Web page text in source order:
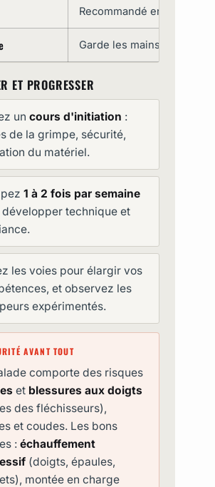
Recommandé en
Garde les mains sèches
ET PROGRESSER
un cours d'initiation :
de la grimpe, sécurité,
du matériel.
1 à 2 fois par semaine
développer technique et
les voies pour élargir vos
et observez les
expérimentés.
AVANT TOUT
comporte des risques
et blessures aux doigts
des fléchisseurs),
et coudes. Les bons
: échauffement
(doigts, épaules,
montée en charge